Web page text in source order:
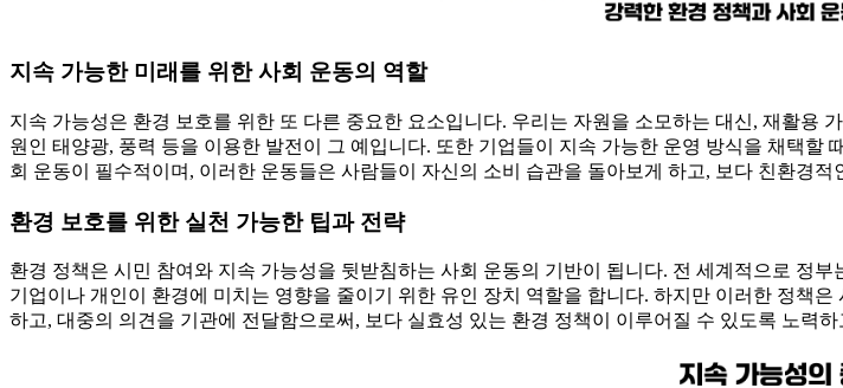
지속 가능한 미래를 위한 사회 운동의 역할
지속 가능성은 환경 보호를 위한 또 다른 중요한 요소입니다. 우리는 자원을 소모하는 대신, 재활용
원인 태양광, 풍력 등을 이용한 발전이 그 예입니다. 또한 기업들이 지속 가능한 운영 방식을 채택
회 운동이 필수적이며, 이러한 운동들은 사람들이 자신의 소비 습관을 돌아보게 하고, 보다 친환경적
환경 보호를 위한 실천 가능한 팁과 전략
환경 정책은 시민 참여와 지속 가능성을 뒷받침하는 사회 운동의 기반이 됩니다. 전 세계적으로 정
기업이나 개인이 환경에 미치는 영향을 줄이기 위한 유인 장치 역할을 합니다. 하지만 이러한 정책
하고, 대중의 의견을 기관에 전달함으로써, 보다 실효성 있는 환경 정책이 이루어질 수 있도록 노력하